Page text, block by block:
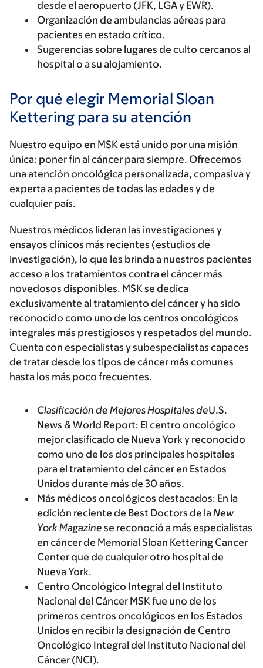
desde el aeropuerto (JFK, LGA y EWR).
Organización de ambulancias aéreas para
pacientes en estado crítico.
Sugerencias sobre lugares de culto cercanos al
hospital o a su alojamiento.
Por qué elegir Memorial Sloan
Kettering para su atención
Nuestro equipo en MSK está unido por una misión
única: poner fin al cáncer para siempre. Ofrecemos
una atención oncológica personalizada, compasiva y
experta a pacientes de todas las edades y de
cualquier país.
Nuestros médicos lideran las investigaciones y
ensayos clínicos más recientes (estudios de
investigación), lo que les brinda a nuestros pacientes
acceso a los tratamientos contra el cáncer más
novedosos disponibles. MSK se dedica
exclusivamente al tratamiento del cáncer y ha sido
reconocido como uno de los centros oncológicos
integrales más prestigiosos y respetados del mundo.
Cuenta con especialistas y subespecialistas capaces
de tratar desde los tipos de cáncer más comunes
hasta los más poco frecuentes.
Clasificación de Mejores Hospitales deU.S.
News & World Report: El centro oncológico
mejor clasificado de Nueva York y reconocido
como uno de los dos principales hospitales
para el tratamiento del cáncer en Estados
Unidos durante más de 30 años.
Más médicos oncológicos destacados: En la
edición reciente de Best Doctors de laNew
York Magazine se reconoció a más especialistas
en cáncer de Memorial Sloan Kettering Cancer
Center que de cualquier otro hospital de
Nueva York.
Centro Oncológico Integral del Instituto
Nacional del Cáncer MSK fue uno de los
primeros centros oncológicos en los Estados
Unidos en recibir la designación de Centro
Oncológico Integral del Instituto Nacional del
Cáncer (NCI).